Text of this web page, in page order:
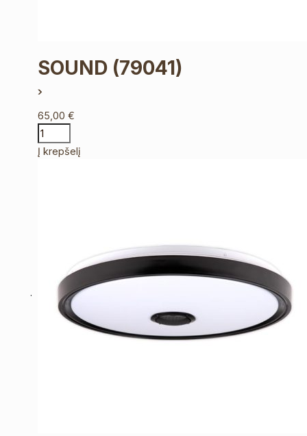
SOUND (79041)
65,00€
Į krepšelį